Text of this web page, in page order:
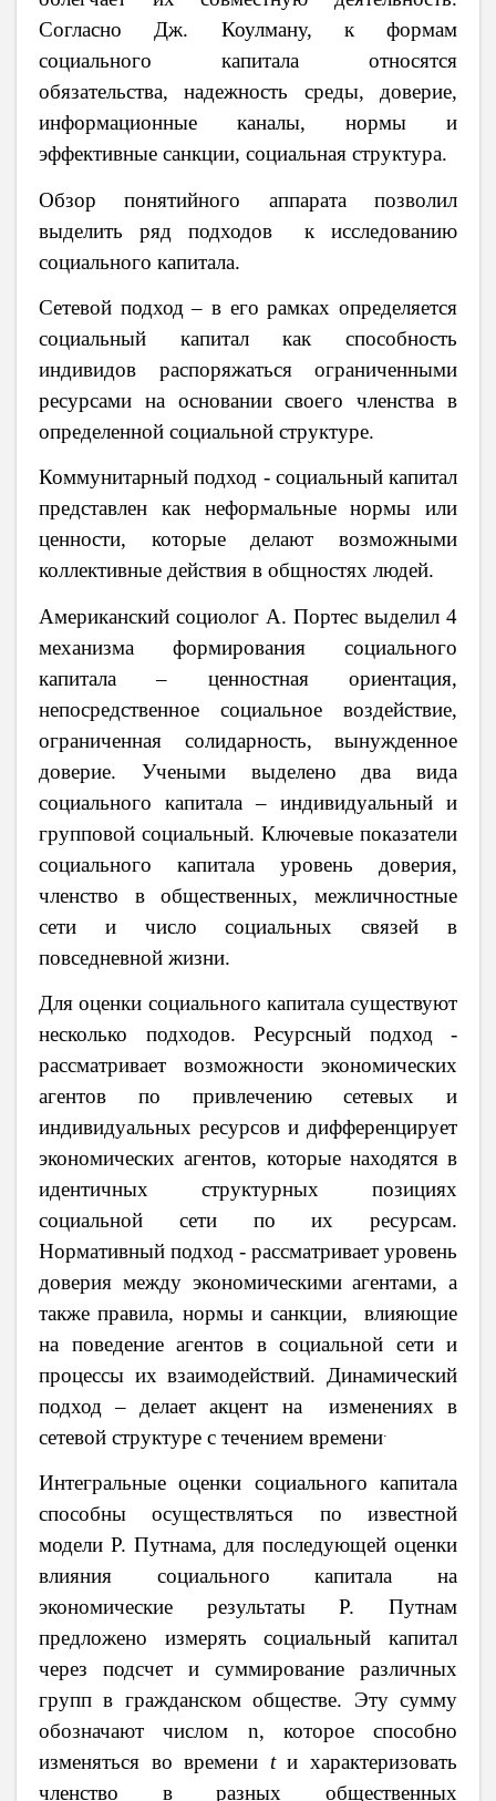
Согласно Дж. Коулману, к формам
социального капитала относятся
обязательства, надежность среды, доверие,
информационные каналы, нормы и
эффективные санкции, социальная структура.
Обзор понятийного аппарата позволил
выделить ряд подходов к исследованию
социального капитала.
Сетевой подход – в его рамках определяется
социальный капитал как способность
индивидов распоряжаться ограниченными
ресурсами на основании своего членства в
определенной социальной структуре.
Коммунитарный подход - социальный капитал
представлен как неформальные нормы или
ценности, которые делают возможными
коллективные действия в общностях людей.
Американский социолог А. Портес выделил 4
механизма формирования социального
капитала – ценностная ориентация,
непосредственное социальное воздействие,
ограниченная солидарность, вынужденное
доверие. Учеными выделено два вида
социального капитала – индивидуальный и
групповой социальный. Ключевые показатели
социального капитала уровень доверия,
членство в общественных, межличностные
сети и число социальных связей в
повседневной жизни.
Для оценки социального капитала существуют
несколько подходов. Ресурсный подход -
рассматривает возможности экономических
агентов по привлечению сетевых и
индивидуальных ресурсов и дифференцирует
экономических агентов, которые находятся в
идентичных структурных позициях
социальной сети по их ресурсам.
Нормативный подход - рассматривает уровень
доверия между экономическими агентами, а
также правила, нормы и санкции, влияющие
на поведение агентов в социальной сети и
процессы их взаимодействий. Динамический
подход – делает акцент на изменениях в
сетевой структуре с течением времени.
Интегральные оценки социального капитала
способны осуществляться по известной
модели Р. Путнама, для последующей оценки
влияния социального капитала на
экономические результаты Р. Путнам
предложено измерять социальный капитал
через подсчет и суммирование различных
групп в гражданском обществе. Эту сумму
обозначают числом n, которое способно
изменяться во времени tи характеризовать
членство в разных oбщественных